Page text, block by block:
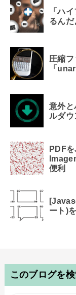
「ハ
るんだ
圧縮フ
「
意外と
ルダ
PDF
便利
ート)
このブログを